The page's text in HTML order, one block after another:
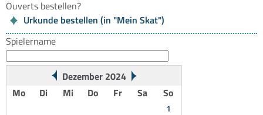
Ouverts bestellen?
Urkunde bestellen (in "Mein Skat")
Spielername
Dezember 2024
Mo
Di Mi Do Fr Sa So
1